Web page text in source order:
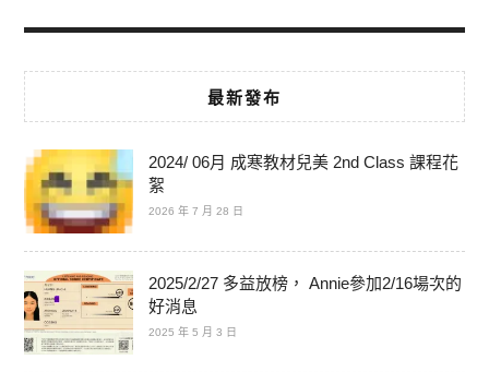
最新發布
2024/ 06月 成寒教材兒美 2nd Class 課程花
絮
2026 年 7 月 28 日
2025/2/27 多益放榜， Annie參加2/16場次的
好消息
2025 年 5 月 3 日